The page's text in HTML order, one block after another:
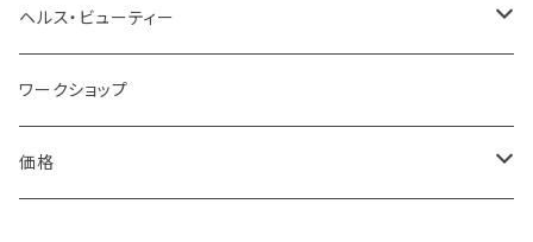
お祝い
結婚祝い
誕生祝い
お礼・お返し
お礼
贈る相手
財布＆キーケース＆カードケース
腕時計＆ファッション小物
スカーフ＆マスク
家具＆収納
インテリア雑貨
ラグ＆マット
ヘルス・ビューティー
スキンケア
ボディケア
ワークショップ
価格